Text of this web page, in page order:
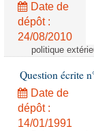
Date de
dépôt :
24/08/2010
politique
Question écrite
Date de
dépôt :
14/01/1991